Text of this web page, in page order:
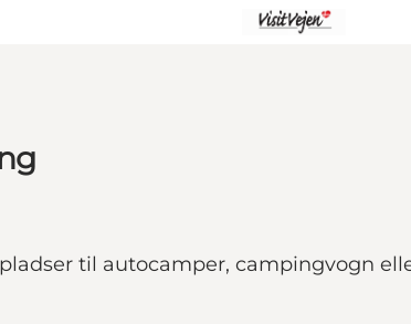
til autocamper, campingvogn